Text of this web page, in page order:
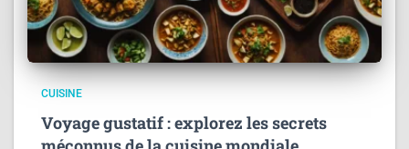
CUISINE
Voyage gustatif : explorez les secrets